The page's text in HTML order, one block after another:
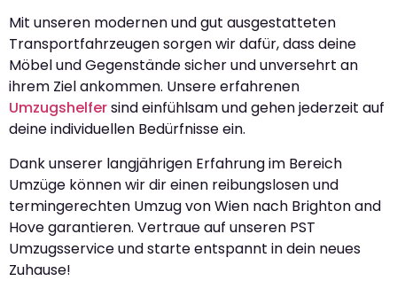
Mit unseren modernen und gut ausgestatteten
Transportfahrzeugen sorgen wir dafür, dass deine
Möbel und Gegenstände sicher und unversehrt an
ihrem Ziel ankommen. Unsere erfahrenen
Umzugshelfersind einfühlsam und gehen jederzeit auf
deine individuellen Bedürfnisse ein.
Dank unserer langjährigen Erfahrung im Bereich
Umzüge können wir dir einen reibungslosen und
termingerechten Umzug von Wien nach Brighton and
Hove garantieren. Vertraue auf unseren PST
Umzugsservice und starte entspannt in dein neues
Zuhause!